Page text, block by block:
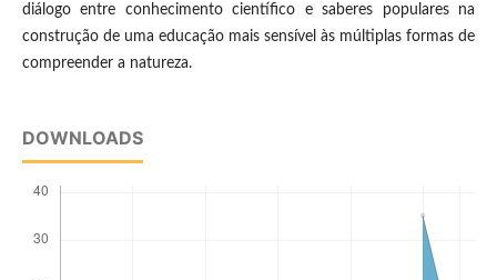
diálogo entre conhecimento científico e saberes populares na
construção de uma educação mais sensível às múltiplas formas de
compreender a natureza.
DOWNLOADS